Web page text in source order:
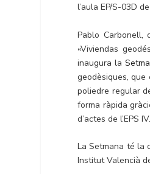
l’aula EP/S-03D
Pablo Carbonell,
«Viviendas
inaugura la
geodèsiques, que
poliedre regular
forma ràpida
d’actes de l’EPS IV.
La Setmana té la
Institut Valencià